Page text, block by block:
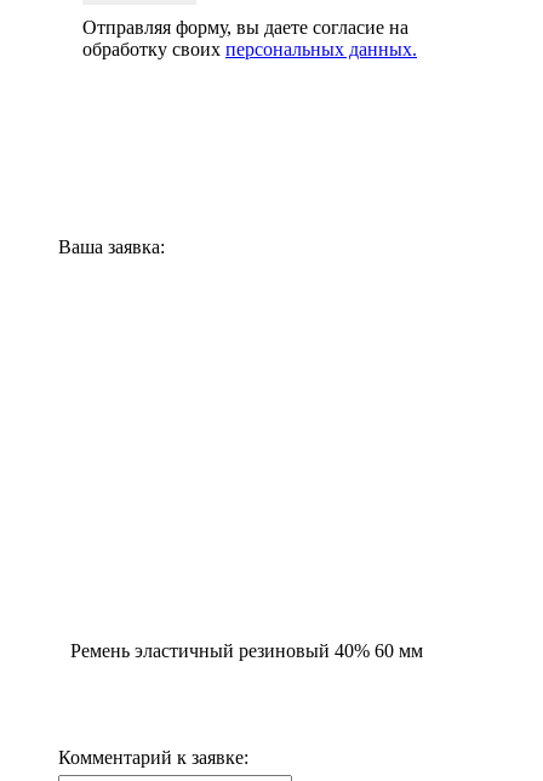
Отправляя форму, вы даете согласие на
обработку своих персональных данных.
Ваша заявка:
Ремень эластичный резиновый 40% 60 мм
Комментарий к заявке: